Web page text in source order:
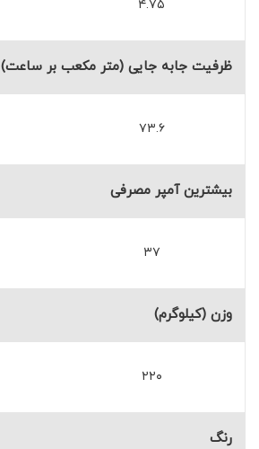
۴.۷۵
ظرفیت جابه جایی (متر مکعب بر ساعت)
۷۳.۶
بیشترین آمپر مصرفی
۳۷
وزن (کیلوگرم)
۲۲۰
رنگ